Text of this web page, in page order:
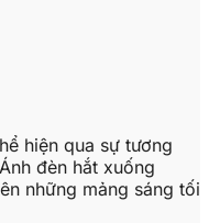
hiện qua sự tương
đèn hắt xuống
những mảng sáng tối